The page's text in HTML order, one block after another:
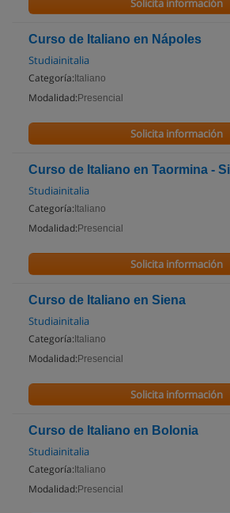
Solicita información
Curso de Italiano en Nápoles
Studiainitalia
Categoría: Italiano
Modalidad: Presencial
Solicita información
Curso de Italiano en Taormina -
Studiainitalia
Categoría: Italiano
Modalidad: Presencial
Solicita información
Curso de Italiano en Siena
Studiainitalia
Categoría: Italiano
Modalidad: Presencial
Solicita información
Curso de Italiano en Bolonia
Studiainitalia
Categoría: Italiano
Modalidad: Presencial